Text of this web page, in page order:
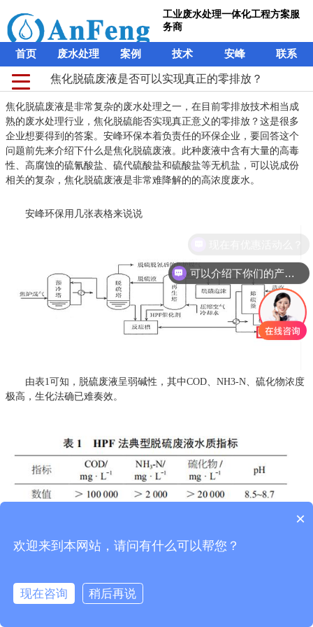
工业废水处理一体化工程方案服
务商
首页 废水处理 案例 技术 安峰 联系
焦化脱硫废液是否可以实现真正的零排放？
焦化脱硫废液是非常复杂的废水处理之一，在目前零排放技术相当成
熟的废水处理行业，焦化脱硫能否实现真正意义的零排放？这是很多
企业想要得到的答案。安峰环保本着负责任的环保企业，要回答这个
问题前先来介绍下什么是焦化脱硫废液。此种废液中含有大量的高毒
性、高腐蚀的硫氰酸盐、硫代硫酸盐和硫酸盐等无机盐，可以说成份
相关的复杂，焦化脱硫废液是非常难降解的的高浓度废水。
安峰环保用几张表格来说说
由表1可知，脱硫废液呈弱碱性，其中COD、NH3-N、硫化物浓度
极高，生化法确已难奏效。
可以介绍下你们的产品么？
×
欢迎来到本网站，请问有什么可以帮您？
现在咨询 稍后再说